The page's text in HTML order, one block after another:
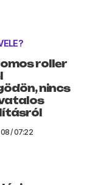
roller
nincs
/ 07:22